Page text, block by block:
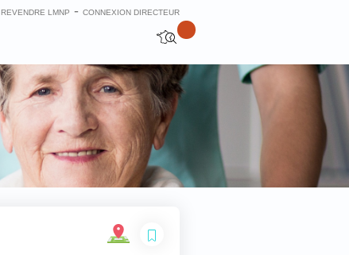
REVENDRE LMNP - CONNEXION DIRECTEUR
Fermer